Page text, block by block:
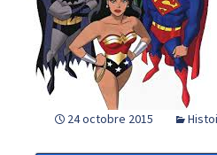
24 octobre 2015